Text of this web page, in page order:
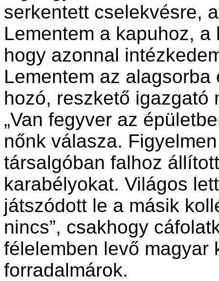
serkentett cselekvésre,
Lementem a kapuhoz,
hogy azonnal
Lementem az
hozó, reszkető igazgató
„Van fegyver az
nőnk válasza.
társalgóban falhoz
karabélyokat. Világos
játszódott le a másik
nincs”, csakhogy
félelemben levő magyar
forradalmárok.